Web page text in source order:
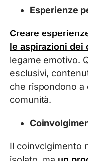
Esperienze
Creare
le aspirazioni dei
legame emotivo.
esclusivi,
che rispondono a
comunità.
Il coinvolgimento